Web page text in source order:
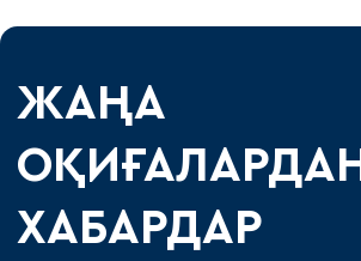
ЖАҢА
ОҚИҒАЛАРДАН
ХАБАРДАР